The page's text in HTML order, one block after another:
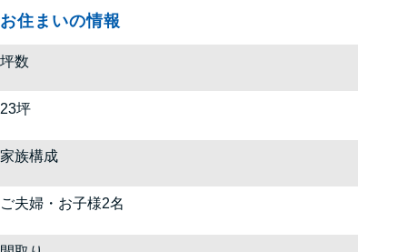
お住まいの情報
坪数
23坪
家族構成
ご夫婦・お子様2名